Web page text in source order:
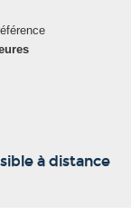
à distance